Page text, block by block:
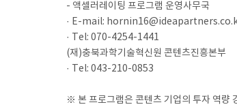
- 액셀러레이팅 프로그램 운영사무국
· E-mail:
· Tel: 070-4254-1441
(재)충북과학기술혁신원 콘텐츠진흥본부
· Tel: 043-210-0853
※ 본 프로그램은 콘텐츠 기업의 투자 역량